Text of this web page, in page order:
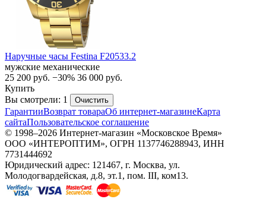
Наручные часы Festina F20533.2
мужские механические
25 200 руб. −30% 36 000 руб.
Купить
Вы смотрели: 1
Очистить
ГарантииВозврат товараОб интернет-магазинеКарта
сайтаПользовательское соглашение
© 1998–2026 Интернет-магазин «Московское Время»
ООО «ИНТЕРОПТИМ», ОГРН 1137746288943, ИНН
7731444692
Юридический адрес: 121467, г. Москва, ул.
Молодогвардейская, д.8, эт.1, пом. III, ком13.